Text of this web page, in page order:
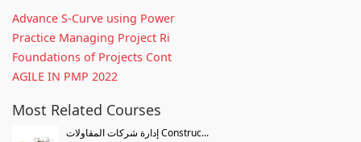
Advance S-Curve using Power
Practice Managing Project Ri
Foundations of Projects Cont
AGILE IN PMP 2022
Most Related Courses
إدارة شركات المقاولات Construc...